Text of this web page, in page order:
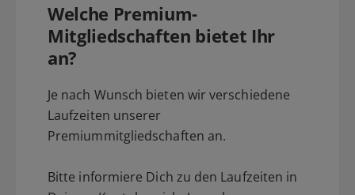
Welche Premium-
Mitgliedschaften bietet Ihr
an?
Je nach Wunsch bieten wir verschiedene
Laufzeiten unserer
Premiummitgliedschaften an.
Bitte informiere Dich zu den Laufzeiten in